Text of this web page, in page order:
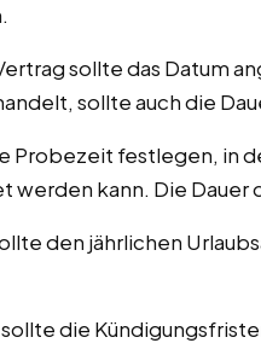
sollte das Datum
sollte auch die
Probezeit festlegen, in
werden kann. Die
den jährlichen
die